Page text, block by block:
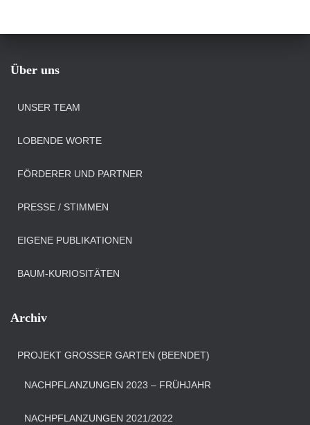
Über uns
UNSER TEAM
LOBENDE WORTE
FÖRDERER UND PARTNER
PRESSE / STIMMEN
EIGENE PUBLIKATIONEN
BAUM-KURIOSITÄTEN
Archiv
PROJEKT GROSSER GARTEN (BEENDET)
NACHPFLANZUNGEN 2023 – FRÜHJAHR
NACHPFLANZUNGEN 2021/2022